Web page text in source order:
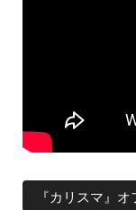
『カリスマ』